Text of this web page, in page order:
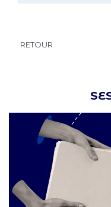
RETOUR